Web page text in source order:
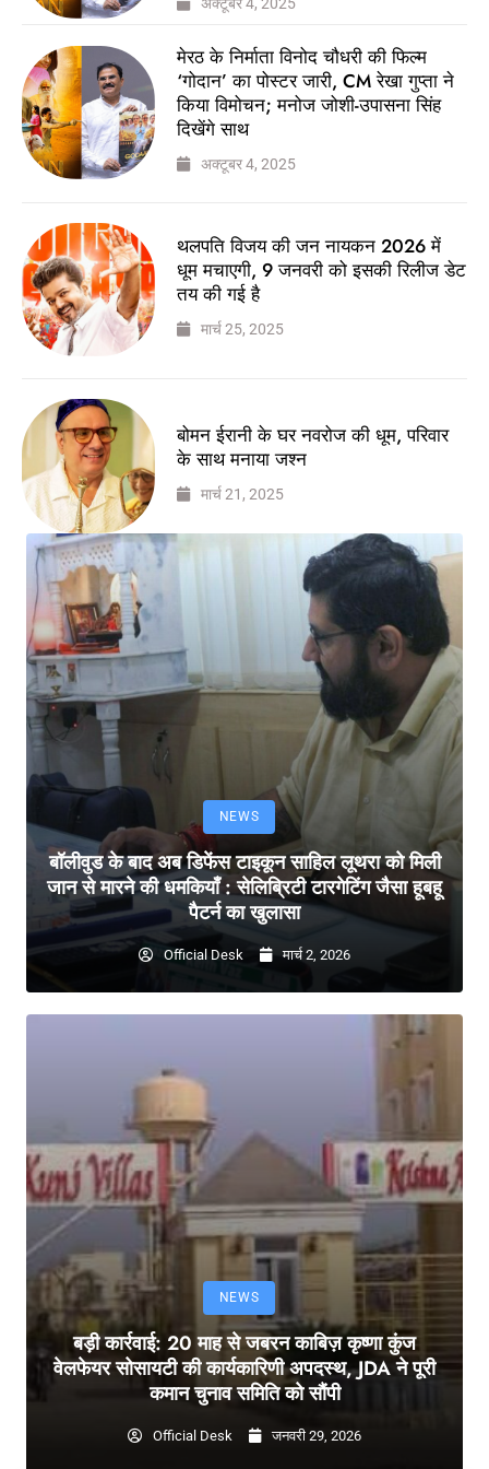
मेरठ के निर्माता विनोद चौधरी की फिल्म
‘गोदान’ का पोस्टर जारी, CM रेखा गुप्ता ने
किया विमोचन; मनोज जोशी-उपासना सिंह
दिखेंगे साथ
अक्टूबर 4, 2025
थलपति विजय की जन नायकन 2026 में
धूम मचाएगी, 9 जनवरी को इसकी रिलीज डेट
तय की गई है
मार्च 25, 2025
बोमन ईरानी के घर नवरोज की धूम, परिवार
के साथ मनाया जश्न
मार्च 21, 2025
NEWS
बॉलीवुड के बाद अब डिफेंस टाइकून साहिल लूथरा को मिली
जान से मारने की धमकियाँ : सेलिब्रिटी टारगेटिंग जैसा हूबहू
पैटर्न का खुलासा
Official Desk मार्च 2, 2026
NEWS
बड़ी कार्रवाई: 20 माह से जबरन काबिज़ कृष्णा कुंज
वेलफेयर सोसायटी की कार्यकारिणी अपदस्थ, JDA ने पूरी
कमान चुनाव समिति को सौंपी
Official Desk जनवरी 29, 2026